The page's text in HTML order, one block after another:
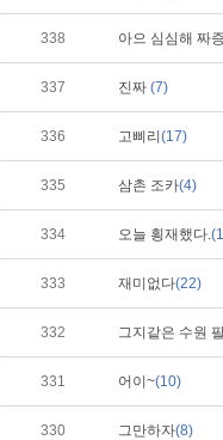
338 아으 심심해 짜
337 진짜 (7)
336 고삐리 (17)
335 삼촌 조카(4)
334 오늘 횡재했다.
333 재미없다(22)
332 그지같은 수원
331 어이~(10)
330 그만하자(8)